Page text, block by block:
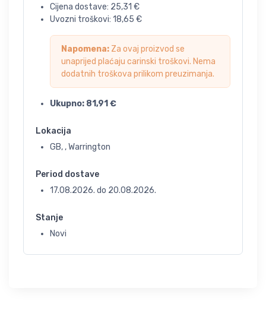
Cijena dostave: 25,31 €
Uvozni troškovi: 18,65 €
Napomena: Za ovaj proizvod se
unaprijed plaćaju carinski troškovi. Nema
dodatnih troškova prilikom preuzimanja.
Ukupno: 81,91 €
Lokacija
GB, , Warrington
Period dostave
17.08.2026. do 20.08.2026.
Stanje
Novi